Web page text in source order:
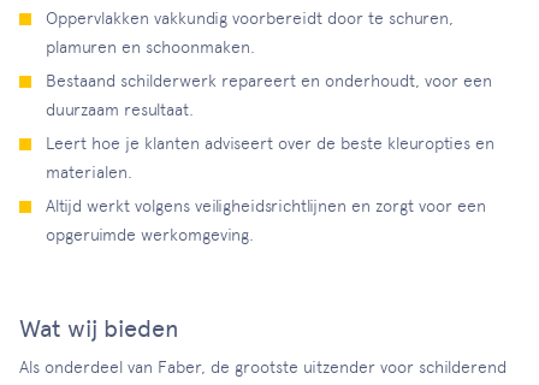
Oppervlakken vakkundig voorbereidt door te schuren,
plamuren en schoonmaken.
Bestaand schilderwerk repareert en onderhoudt, voor een
duurzaam resultaat.
Leert hoe je klanten adviseert over de beste kleuropties en
materialen.
Altijd werkt volgens veiligheidsrichtlijnen en zorgt voor een
opgeruimde werkomgeving.
Wat wij bieden
Als onderdeel van Faber, de grootste uitzender voor schilderend